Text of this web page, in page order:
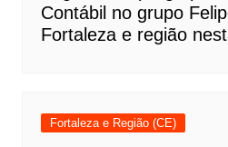
Contábil no grupo
Fortaleza e região
Fortaleza e Região (CE)